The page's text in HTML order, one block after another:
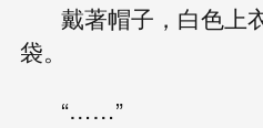
戴著帽子，白色上
袋。
“……”